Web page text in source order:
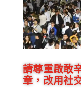
請尊重啟敢
章，改用社